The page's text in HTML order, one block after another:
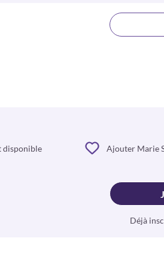
disponible Ajouter Marie
Déjà